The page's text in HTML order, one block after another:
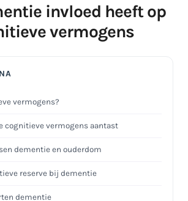
invloed heeft op
vermogens
vermogens?
cognitieve vermogens aantast
dementie en ouderdom
reserve bij dementie
dementie